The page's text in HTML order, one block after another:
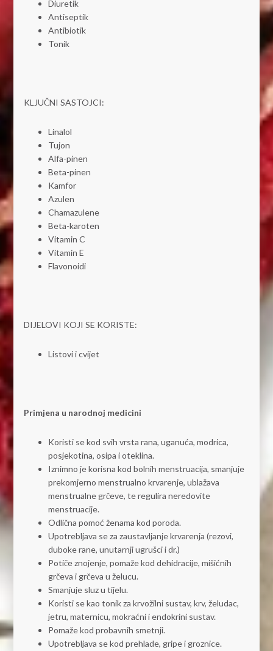
Diuretik
Antiseptik
Antibiotik
Tonik
KLJUČNI SASTOJCI:
Linalol
Tujon
Alfa-pinen
Beta-pinen
Kamfor
Azulen
Chamazulene
Beta-karoten
Vitamin C
Vitamin E
Flavonoidi
DIJELOVI KOJI SE KORISTE:
Listovi i cvijet
Primjena u narodnoj medicini
Koristi se kod svih vrsta rana, uganuća, modrica,
posjekotina, osipa i oteklina.
Iznimno je korisna kod bolnih menstruacija, smanjuje
prekomjerno menstrualno krvarenje, ublažava
menstrualne grčeve, te regulira neredovite
menstruacije.
Odlična pomoć ženama kod poroda.
Upotrebljava se za zaustavljanje krvarenja (rezovi,
duboke rane, unutarnji ugrušci i dr.)
Potiče znojenje, pomaže kod dehidracije, mišićnih
grčeva i grčeva u želucu.
Smanjuje sluz u tijelu.
Koristi se kao tonik za krvožilni sustav, krv, želudac,
jetru, maternicu, mokraćni i endokrini sustav.
Pomaže kod probavnih smetnji.
Upotrebljava se kod prehlade, gripe i groznice.